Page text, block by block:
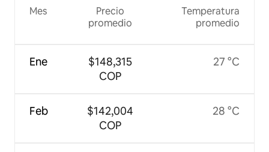
Mes
Ene
Feb
Precio
promedio
$148,315
COP
$142,004
COP
Temperatura
promedio
27 °C
28 °C